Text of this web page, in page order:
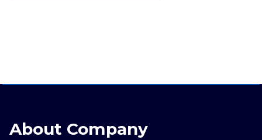
About Company